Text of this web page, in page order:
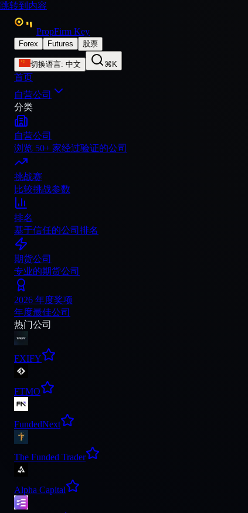
跳转到内容
PropFirm Key
Forex Futures 股票
切换语言: 中文 ⌘K
首页
自营公司
分类
自营公司
浏览 50+ 家经过验证的公司
挑战赛
比较挑战参数
排名
基于信任的公司排名
期货公司
专业的期货公司
2026 年度奖项
年度最佳公司
热门公司
FXIFY
FTMO
FundedNext
The Funded Trader
Alpha Capital